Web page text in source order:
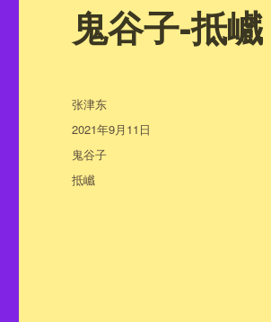
鬼谷子-抵巇
作
者
张津东
发
布
于
2021年9月11日
分
类
鬼谷子
标
抵巇